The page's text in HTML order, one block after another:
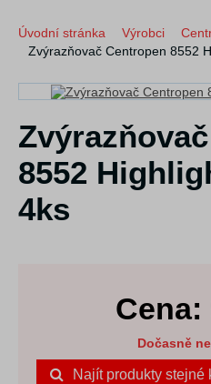
Úvodní stránka Výrobci
Zvýrazňovač Centropen 8552
8552
4ks
Cena:
Dočasně
Najít produkty stejné